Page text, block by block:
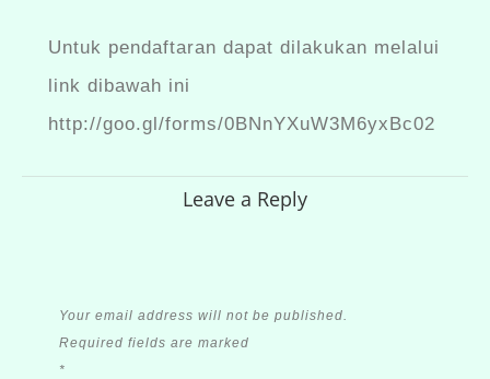
Untuk pendaftaran dapat dilakukan melalui
link dibawah ini
http://goo.gl/forms/0BNnYXuW3M6yxBc02
Leave a Reply
Your email address will not be published.
Required fields are marked
*